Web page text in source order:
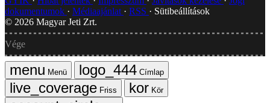
dokumentumok
Médiaajánlat RSS
Sütibeállítások
© 2026 Magyar Jeti Zrt.
Vége
Menü
Címlap
Friss
Kör